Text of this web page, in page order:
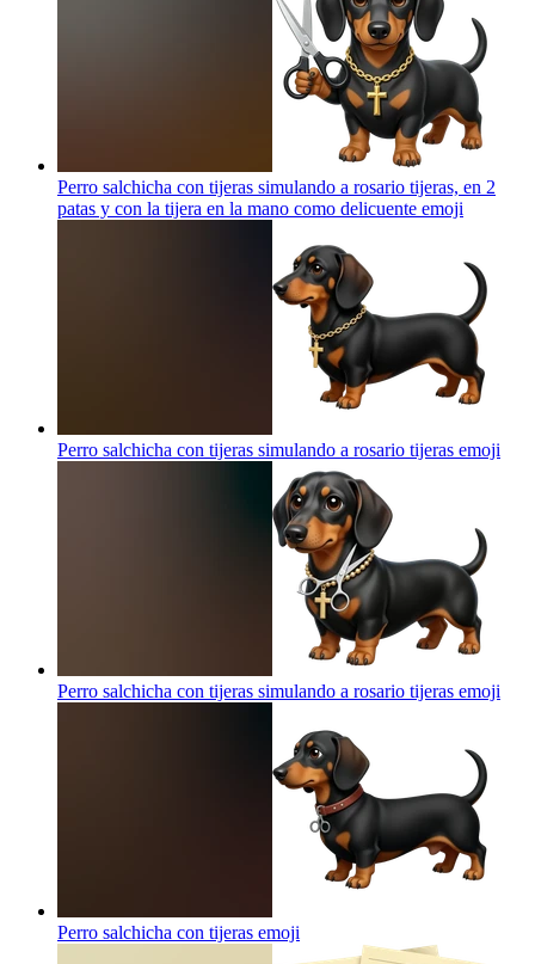
Perro salchicha con tijeras simulando a rosario tijeras, en 2
patas y con la tijera en la mano como delicuente emoji
Perro salchicha con tijeras simulando a rosario tijeras emoji
Perro salchicha con tijeras simulando a rosario tijeras emoji
Perro salchicha con tijeras emoji